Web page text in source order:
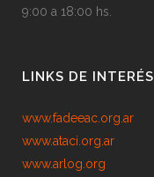
9:00 a 18:00 hs.
LINKS DE INTERÉS
www.fadeeac.org.ar
www.ataci.org.ar
www.arlog.org